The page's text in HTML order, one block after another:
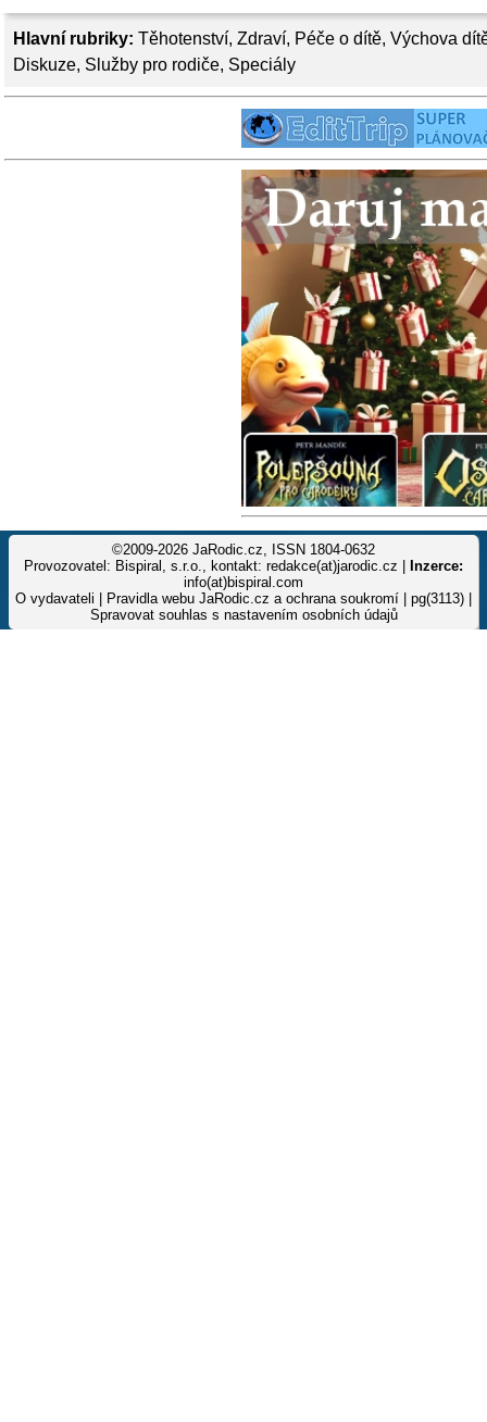
Hlavní rubriky: Těhotenství, Zdraví, Péče o dítě, Výchova
Diskuze, Služby pro rodiče, Speciály
©2009-2026 JaRodic.cz, ISSN 1804-0632
Provozovatel: Bispiral, s.r.o., kontakt: redakce(at)jarodic.cz |
Inzerce:
info(at)bispiral.com
O vydavateli
Pravidla webu JaRodic.cz a ochrana soukromí | pg(3113) |
Spravovat souhlas s nastavením osobních údajů